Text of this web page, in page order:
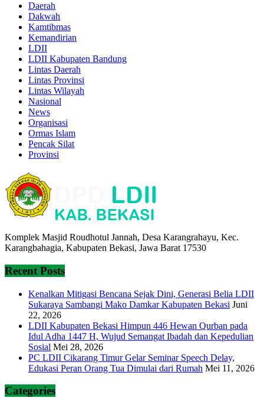
Daerah
Dakwah
Kamtibmas
Kemandirian
LDII
LDII Kabupaten Bandung
Lintas Daerah
Lintas Provinsi
Lintas Wilayah
Nasional
News
Organisasi
Ormas Islam
Pencak Silat
Provinsi
Komplek Masjid Roudhotul Jannah, Desa Karangrahayu, Kec.
Karangbahagia, Kabupaten Bekasi, Jawa Barat 17530
Recent Posts
Kenalkan Mitigasi Bencana Sejak Dini, Generasi Belia LDII
Sukaraya Sambangi Mako Damkar Kabupaten Bekasi Juni
22, 2026
LDII Kabupaten Bekasi Himpun 446 Hewan Qurban pada
Idul Adha 1447 H, Wujud Semangat Ibadah dan Kepedulian
Sosial Mei 28, 2026
PC LDII Cikarang Timur Gelar Seminar Speech Delay,
Edukasi Peran Orang Tua Dimulai dari Rumah Mei 11, 2026
Categories